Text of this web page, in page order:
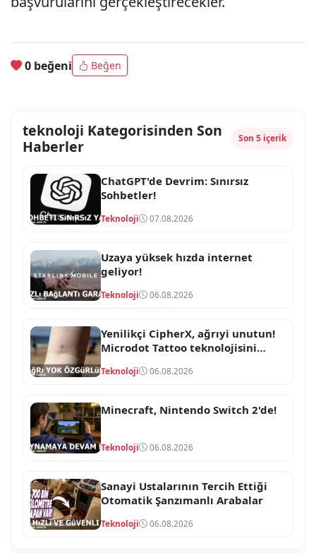
0 beğeni Beğen
teknoloji Kategorisinden Son
Haberler
Son 5 içerik
ChatGPT'de Devrim: Sınırsız
Sohbetler!
Teknoloji 07.08.2026
Uzaya yüksek hızda internet
geliyor!
Teknoloji 06.08.2026
Yenilikçi CipherX, ağrıyi unutun!
Microdot Tattoo teknolojisini
Teknoloji 06.08.2026
Minecraft, Nintendo Switch 2'de!
Teknoloji 06.08.2026
Sanayi Ustalarının Tercih Ettiği
Otomatik Şanzımanlı Arabalar
Teknoloji 06.08.2026